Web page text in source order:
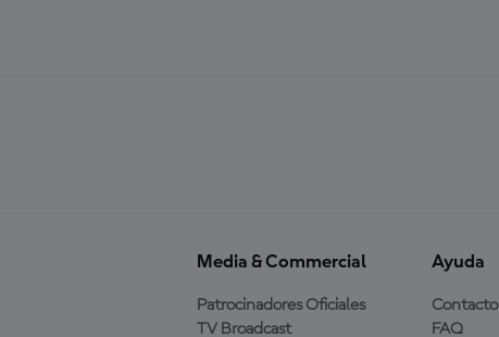
Media & Commercial
Patrocinadores Oficiales
TV Broadcast
Ayuda
Contacto
FAQ